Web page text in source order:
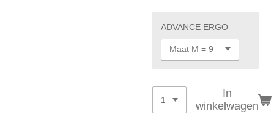
ADVANCE ERGO
In
winkelwagen